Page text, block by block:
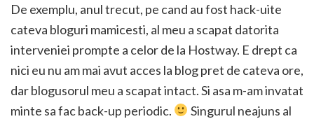
De exemplu, anul trecut, pe cand au fost hack-uite
cateva bloguri mamicesti, al meu a scapat datorita
interveniei prompte a celor de la Hostway. E drept ca
nici eu nu am mai avut acces la blog pret de cateva ore,
dar blogusorul meu a scapat intact. Si asa m-am invatat
minte sa fac back-up periodic.
Singurul neajuns al